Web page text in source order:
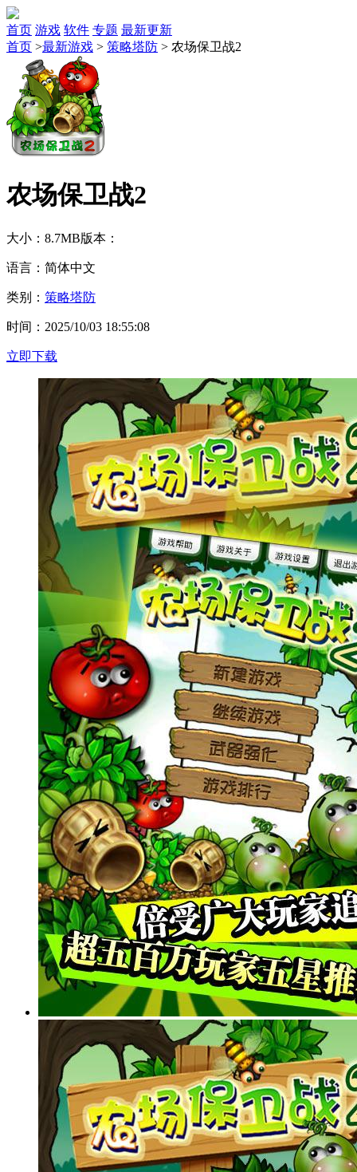
首页 游戏 软件 专题 最新更新
首页 >最新游戏 > 策略塔防 > 农场保卫战2
农场保卫战2
大小：8.7MB版本：
语言：简体中文
类别： 策略塔防
时间：2025/10/03 18:55:08
立即下载